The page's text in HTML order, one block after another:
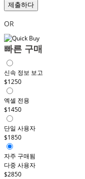
제출하다
OR
빠른 구매
신속 정보 보고
$1250
엑셀 전용
$1450
단일 사용자
$1850
자주 구매됨
다중 사용자
$2850